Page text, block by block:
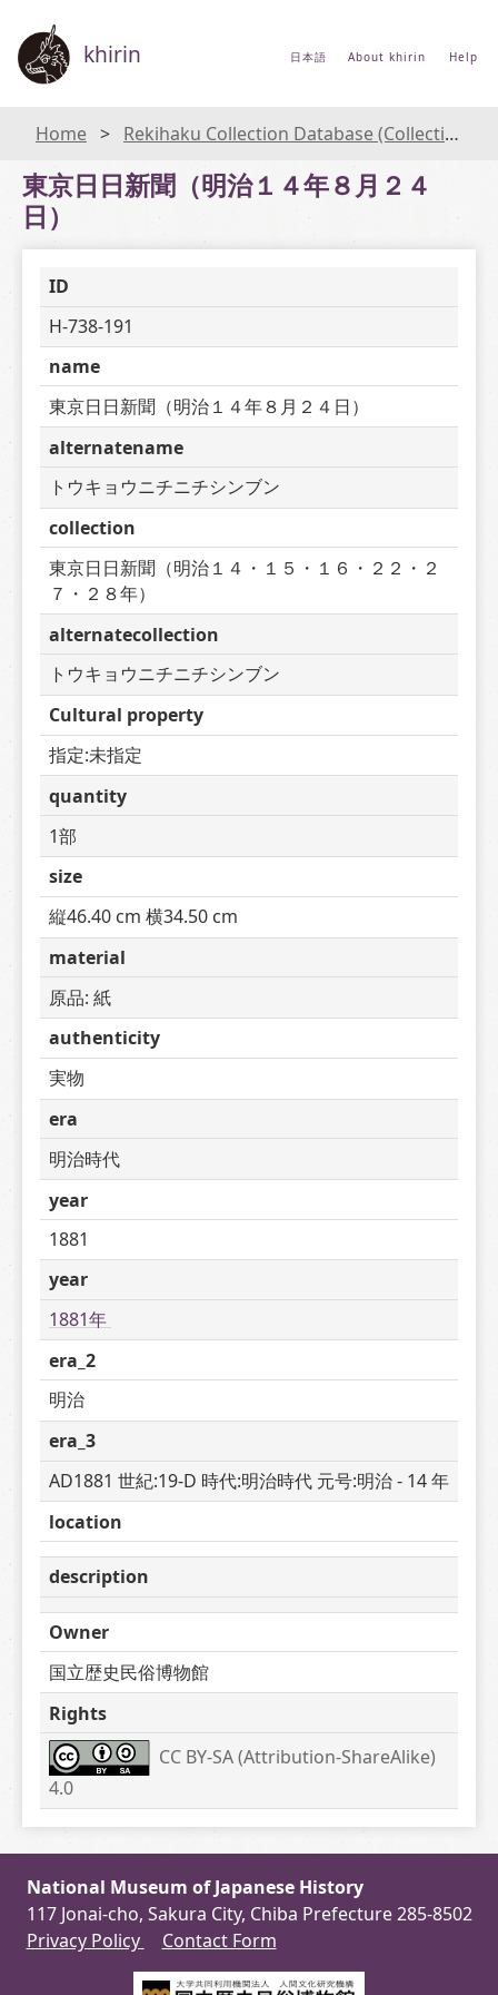
khirin 日本語 About khirin Help
Home Rekihaku Collection Database (Collections Database of the National Museum of Japanese History)
東京日日新聞（明治１４年８月２４
日）
ID
H-738-191
name
東京日日新聞（明治１４年８月２４日）
alternatename
トウキョウニチニチシンブン
collection
東京日日新聞（明治１４・１５・１６・２２・２
７・２８年）
alternatecollection
トウキョウニチニチシンブン
Cultural property
指定:未指定
quantity
1部
size
縦46.40 cm 横34.50 cm
material
原品: 紙
authenticity
実物
era
明治時代
year
1881
year
1881年
era_2
明治
era_3
AD1881 世紀:19-D 時代:明治時代 元号:明治 - 14 年
location
description
Owner
国立歴史民俗博物館
Rights
CC BY-SA (Attribution-ShareAlike)
4.0
National Museum of Japanese History
117 Jonai-cho, Sakura City, Chiba Prefecture 285-8502
Privacy Policy
Contact Form